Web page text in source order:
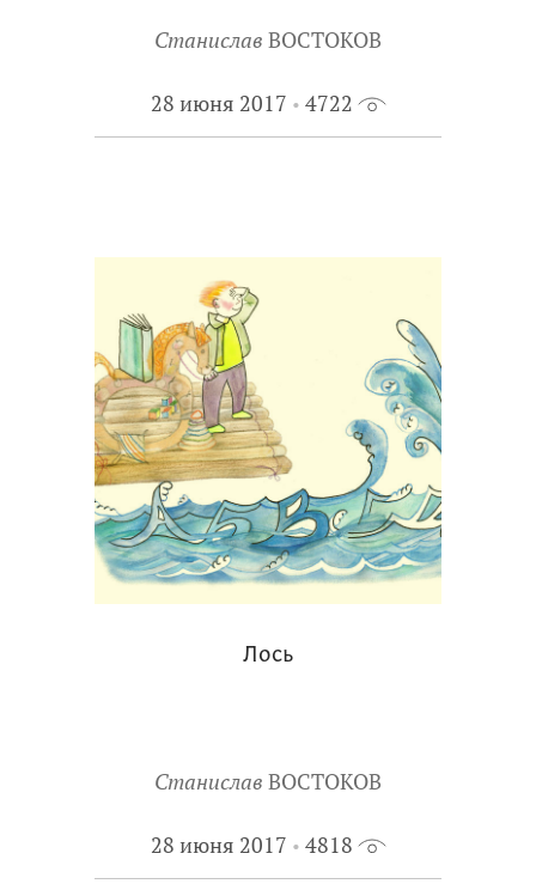
Станислав ВОСТОКОВ
28 июня 2017 4722
Лось
Станислав ВОСТОКОВ
28 июня 2017 4818